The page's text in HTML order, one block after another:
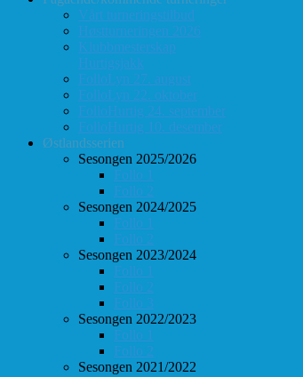
Vårt turneringstilbud
Høstturneringen 2026
Klubbmesterskap
Hurtigsjakk
FolloLyn 27. august
FolloLyn 22. oktober
FolloHurtig 24. september
FolloHurtig 10. desember
Østlandsserien
Sesongen 2025/2026
Follo 1
Follo 2
Sesongen 2024/2025
Follo 1
Follo 2
Sesongen 2023/2024
Follo 1
Follo 2
Follo 3
Sesongen 2022/2023
Follo 1
Follo 2
Sesongen 2021/2022